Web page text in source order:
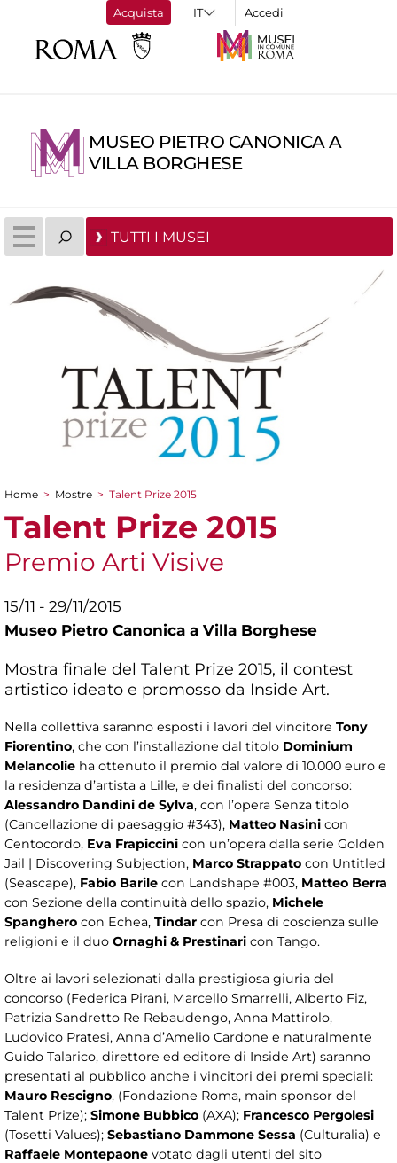
Acquista Accedi
MUSEO PIETRO CANONICA A
VILLA BORGHESE
TUTTI I MUSEI
Tu sei qui
Home > Mostre > Talent Prize 2015
Talent Prize 2015
Premio Arti Visive
15/11 - 29/11/2015
Museo Pietro Canonica a Villa Borghese
Mostra finale del Talent Prize 2015, il contest
artistico ideato e promosso da Inside Art.
Nella collettiva saranno esposti i lavori del vincitore Tony
Fiorentino, che con l’installazione dal titolo Dominium
Melancolie ha ottenuto il premio dal valore di 10.000 euro e
la residenza d’artista a Lille, e dei finalisti del concorso:
Alessandro Dandini de Sylva, con l’opera Senza titolo
(Cancellazione di paesaggio #343), Matteo Nasini con
Centocordo, Eva Frapiccini con un’opera dalla serie Golden
Jail | Discovering Subjection, Marco Strappato con Untitled
(Seascape), Fabio Barile con Landshape #003, Matteo Berra
con Sezione della continuità dello spazio, Michele
Spanghero con Echea, Tindar con Presa di coscienza sulle
religioni e il duo Ornaghi & Prestinari con Tango.
Oltre ai lavori selezionati dalla prestigiosa giuria del
concorso (Federica Pirani, Marcello Smarrelli, Alberto Fiz,
Patrizia Sandretto Re Rebaudengo, Anna Mattirolo,
Ludovico Pratesi, Anna d’Amelio Cardone e naturalmente
Guido Talarico, direttore ed editore di Inside Art) saranno
presentati al pubblico anche i vincitori dei premi speciali:
Mauro Rescigno, (Fondazione Roma, main sponsor del
Talent Prize); Simone Bubbico (AXA); Francesco Pergolesi
(Tosetti Values); Sebastiano Dammone Sessa (Culturalia) e
Raffaele Montepaone votato dagli utenti del sito